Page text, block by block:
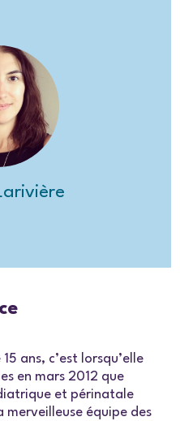
ans, c’est lorsqu’elle
en mars 2012 que
et périnatale
merveilleuse équipe des